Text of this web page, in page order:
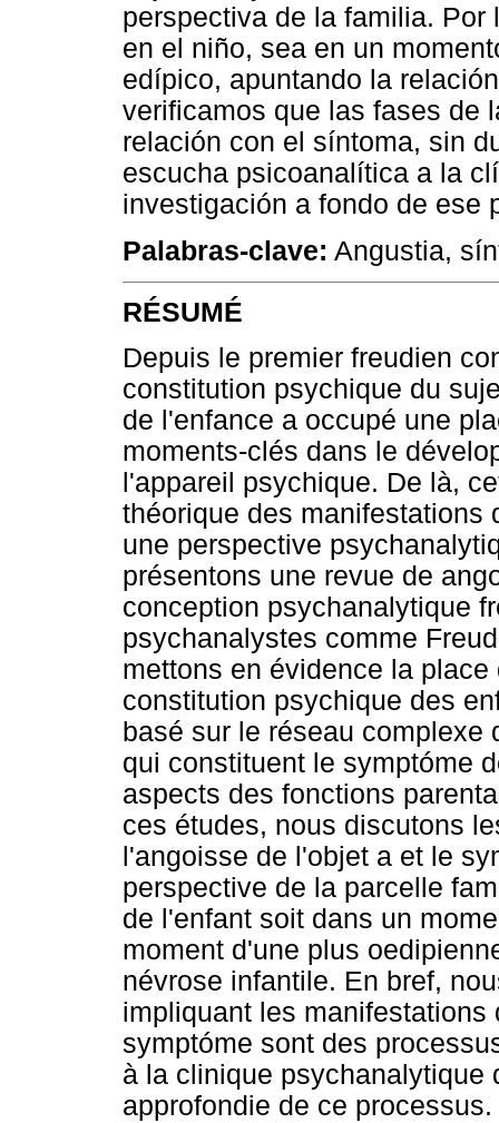
perspectiva de la familia.
en el niño, sea en un
edípico, apuntando la
verificamos que las fases de
relación con el síntoma, sin
escucha psicoanalítica a la
investigación a fondo de ese
Palabras-clave: Angustia,
RÉSUMÉ
Depuis le premier freudien
constitution psychique du
de l'enfance a occupé une
moments-clés dans le
l'appareil psychique. De là,
théorique des manifestations
une perspective
présentons une revue de
conception psychanalytique
psychanalystes comme
mettons en évidence la
constitution psychique des
basé sur le réseau
qui constituent le symptóme
aspects des fonctions
ces études, nous discutons
l'angoisse de l'objet a et le
perspective de la parcelle
de l'enfant soit dans un
moment d'une plus
névrose infantile. En bref,
impliquant les
symptóme sont des
à la clinique psychanalytique
approfondie de ce processus.